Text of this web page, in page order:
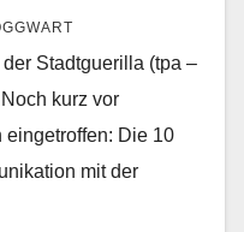
Stadtguerilla (tpa –
kurz vor
eingetroffen: Die 10
mit der